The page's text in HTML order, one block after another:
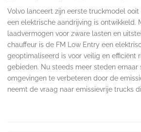
Volvo lanceert zijn eerste truckmodel
een elektrische aandrijving is ontwikkeld.
laadvermogen voor zware lasten en
chauffeur is de FM Low Entry een
geoptimaliseerd is voor veilig en efficiënt
gebieden. Nu steeds meer steden ernaar
omgevingen te verbeteren door de
neemt de vraag naar emissievrije trucks